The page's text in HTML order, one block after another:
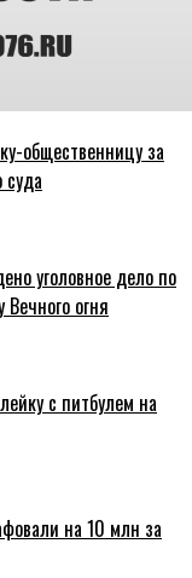
общественницу за
уголовное дело по
огня
с питбулем на
на 10 млн за